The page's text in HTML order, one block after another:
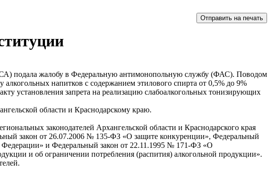
подала жалобу в Федеральную антимонопольную службу (ФАС). Поводом
напитков с содержанием этилового спирта от 0,5% до 9%
установления запрета на реализацию слабоалкогольных тонизирующих
области и Краснодарскому краю.
законодателей Архангельской области и Краснодарского края
закон от 26.07.2006 № 135-ФЗ «О защите конкуренции», Федеральный
Федерации» и Федеральный закон от 22.11.1995 № 171-ФЗ «О
и об ограничении потребления (распития) алкогольной продукции».